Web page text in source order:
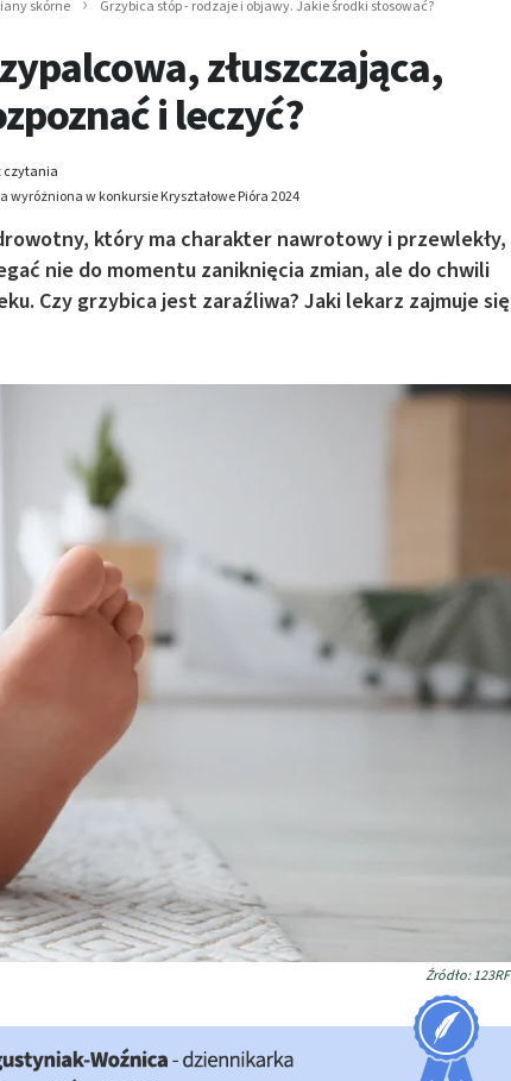
skórne Grzybica stóp - rodzaje i objawy. Jakie środki stosować?
złuszczająca,
i leczyć?
czytania
w konkursie Kryształowe Pióra 2024
który ma charakter nawrotowy i przewlekły,
nie do momentu zaniknięcia zmian, ale do chwili
Czy grzybica jest zaraźliwa? Jaki lekarz zajmuje się
Źródło: 123RF